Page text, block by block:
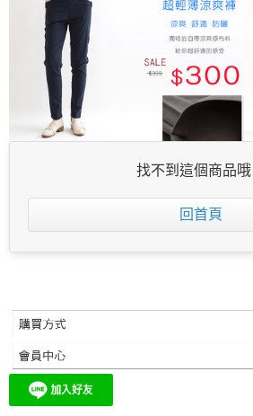
找不到這個商品哦
回首頁